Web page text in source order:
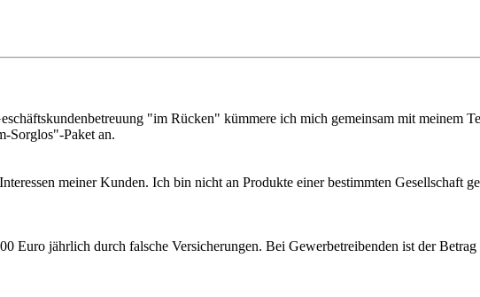
"im Rücken" kümmere ich mich gemeinsam mit meinem
Sorglos"-Paket an.
meiner Kunden. Ich bin nicht an Produkte einer bestimmten Gesellschaft
Euro jährlich durch falsche Versicherungen. Bei Gewerbetreibenden ist der